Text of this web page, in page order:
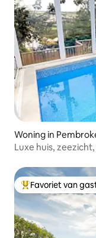
Woning in
Luxe huis,
Topfavoriet van
Favoriet van